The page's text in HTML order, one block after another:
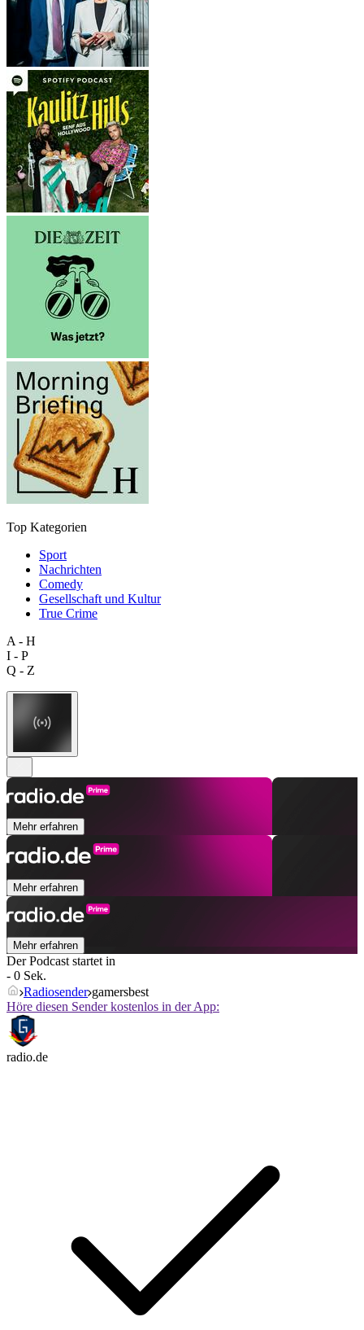
Top Kategorien
Sport
Nachrichten
Comedy
Gesellschaft und Kultur
True Crime
A - H
I - P
Q - Z
Mehr erfahren
Mehr erfahren
Mehr erfahren
Der Podcast startet in
- 0 Sek.
Radiosender gamersbest
Höre diesen Sender kostenlos in der App:
radio.de